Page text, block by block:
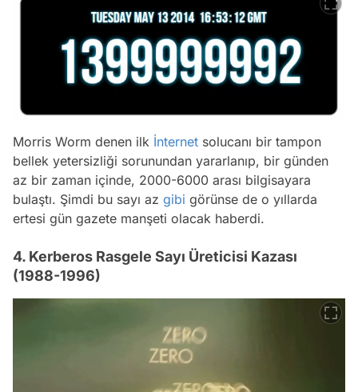
Morris Worm denen ilk İnternet solucanı bir tampon
bellek yetersizliği sorunundan yararlanıp, bir günden
az bir zaman içinde, 2000-6000 arası bilgisayara
bulaştı. Şimdi bu sayı az gibi görünse de o yıllarda
ertesi gün gazete manşeti olacak haberdi.
4. Kerberos Rasgele Sayı Üreticisi Kazası
(1988-1996)